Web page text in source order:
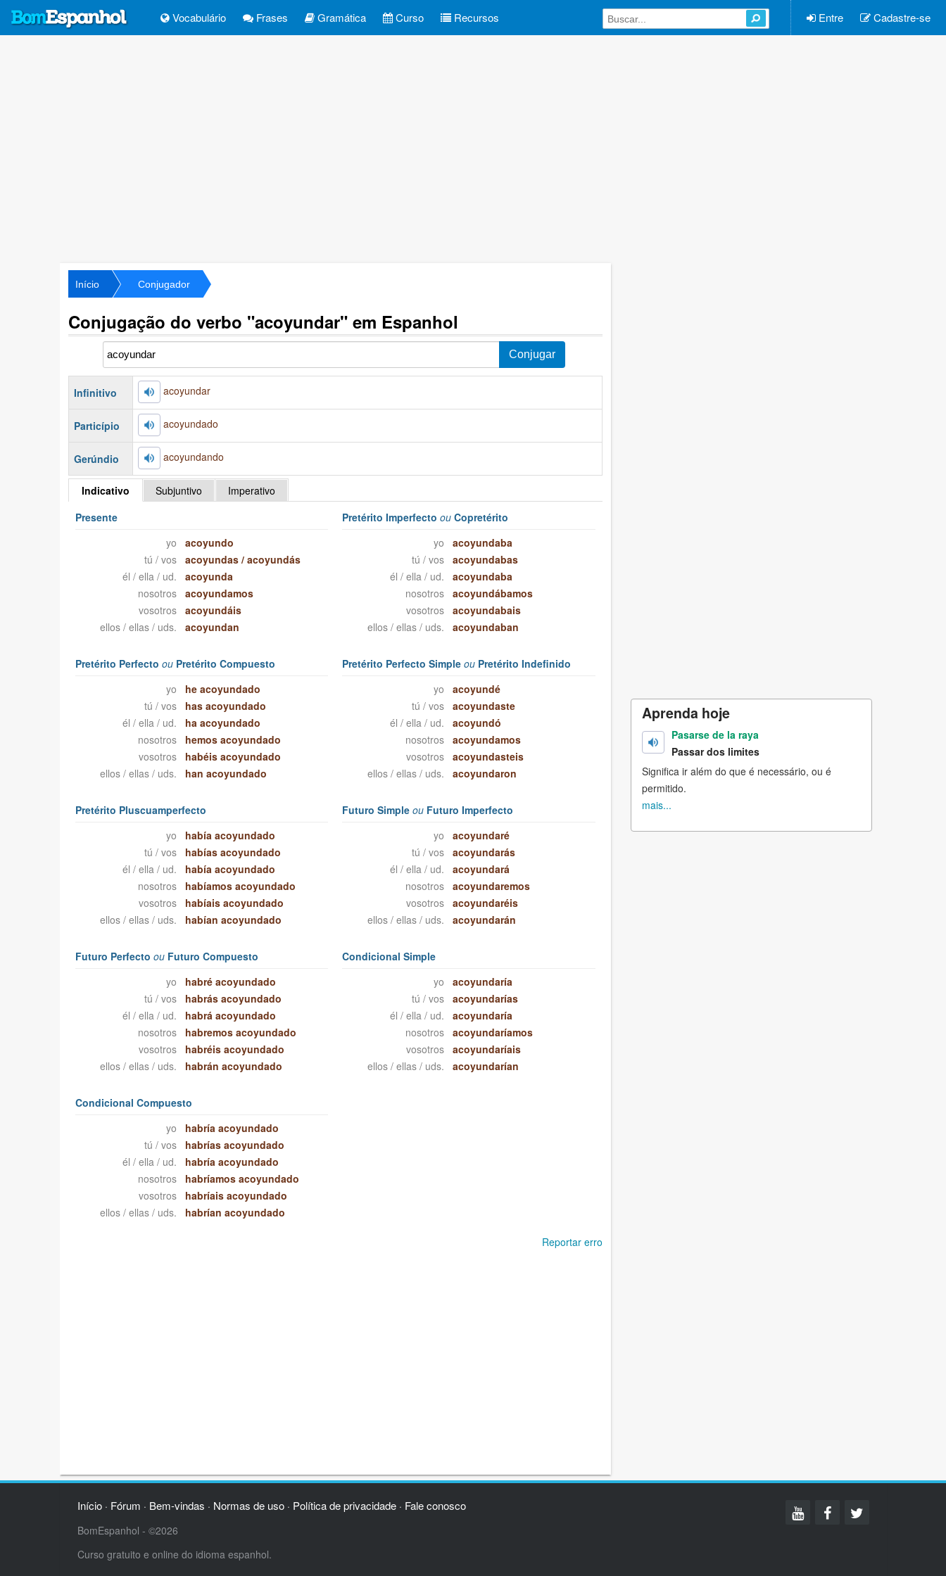
Vocabulário Frases Gramática Curso Recursos Entre Cadastre-se
Início Conjugador
Conjugação do verbo "acoyundar" em Espanhol
Infinitivo acoyundar
Particípio acoyundado
Gerúndio acoyundando
Indicativo Subjuntivo
Imperativo
Presente
yo
acoyundo
tú / vos
acoyundas /acoyundás
él / ella / ud.
acoyunda
nosotros
acoyundamos
vosotros
acoyundáis
ellos / ellas / uds.
acoyundan
Pretérito Imperfectoou Copretérito
yo
acoyundaba
tú / vos
acoyundabas
él / ella / ud.
acoyundaba
nosotros
acoyundábamos
vosotros
acoyundabais
ellos / ellas / uds.
acoyundaban
Pretérito Perfecto ouPretérito Compuesto
yo
he acoyundado
tú / vos
has acoyundado
él / ella / ud.
ha acoyundado
nosotros
hemos acoyundado
vosotros
habéis acoyundado
ellos / ellas / uds.
han acoyundado
Pretérito Perfecto Simpleou Pretérito Indefinido
yo
acoyundé
tú / vos
acoyundaste
él / ella / ud.
acoyundó
nosotros
acoyundamos
vosotros
acoyundasteis
ellos / ellas / uds.
acoyundaron
Pretérito Pluscuamperfecto
yo
había acoyundado
tú / vos
habías acoyundado
él / ella / ud.
había acoyundado
nosotros
habíamos acoyundado
vosotros
habíais acoyundado
ellos / ellas / uds.
habían acoyundado
Futuro Simpleou Futuro Imperfecto
yo
acoyundaré
tú / vos
acoyundarás
él / ella / ud.
acoyundará
nosotros
acoyundaremos
vosotros
acoyundaréis
ellos / ellas / uds.
acoyundarán
Futuro Perfecto ouFuturo Compuesto
yo
habré acoyundado
tú / vos
habrás acoyundado
él / ella / ud.
habrá acoyundado
nosotros
habremos acoyundado
vosotros
habréis acoyundado
ellos / ellas / uds.
habrán acoyundado
Condicional Simple
yo
acoyundaría
tú / vos
acoyundarías
él / ella / ud.
acoyundaría
nosotros
acoyundaríamos
vosotros
acoyundaríais
ellos / ellas / uds.
acoyundarían
Condicional Compuesto
yo
habría acoyundado
tú / vos
habrías acoyundado
él / ella / ud.
habría acoyundado
nosotros
habríamos acoyundado
vosotros
habríais acoyundado
ellos / ellas / uds.
habrían acoyundado
Reportar erro
Aprenda hoje
Pasarse de la raya
Passar dos limites
Significa ir além do que é necessário, ou é
permitido.
mais...
Início· Fórum · Bem-vindas · Normas de uso· Política de privacidade· Fale conosco
BomEspanhol - ©2026
Curso gratuito e online do idioma espanhol.